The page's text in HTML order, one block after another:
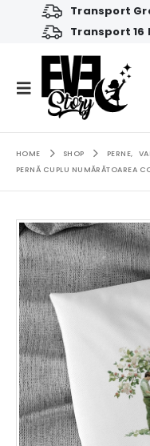
Transport
Transport 16
HOME SHOP PERNE,
PERNĂ CUPLU NUMĂRĂTOAREA